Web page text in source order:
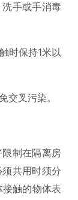
手或手消毒
时保持1米以
交叉污染。
制在隔离房
共用时须分
触的物体表